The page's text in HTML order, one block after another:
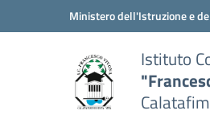
Vai ai contenuti
Vai al menu di navigazione
Ministero dell'Istruzione e
Istituto